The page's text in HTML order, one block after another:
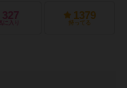
327
に入り
1379
持ってる